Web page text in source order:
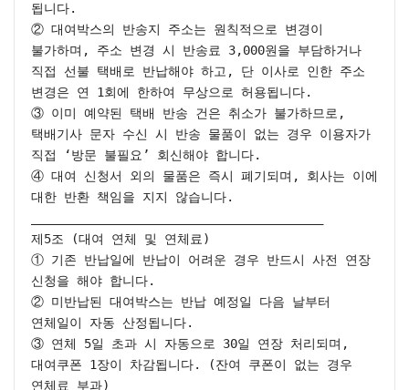
됩니다.
② 대여박스의 반송지 주소는 원칙적으로 변경이
불가하며, 주소 변경 시 반송료 3,000원을 부담하거나
직접 선불 택배로 반납해야 하고, 단 이사로 인한 주소
변경은 연 1회에 한하여 무상으로 허용됩니다.
③ 이미 예약된 택배 반송 건은 취소가 불가하므로,
택배기사 문자 수신 시 반송 물품이 없는 경우 이용자가
직접 ‘방문 불필요’ 회신해야 합니다.
④ 대여 신청서 외의 물품은 즉시 폐기되며, 회사는 이에
대한 반환 책임을 지지 않습니다.
제5조 (대여 연체 및 연체료)
① 기존 반납일에 반납이 어려운 경우 반드시 사전 연장
신청을 해야 합니다.
② 미반납된 대여박스는 반납 예정일 다음 날부터
연체일이 자동 산정됩니다.
③ 연체 5일 초과 시 자동으로 30일 연장 처리되며,
대여쿠폰 1장이 차감됩니다. (잔여 쿠폰이 없는 경우
연체료 부과)